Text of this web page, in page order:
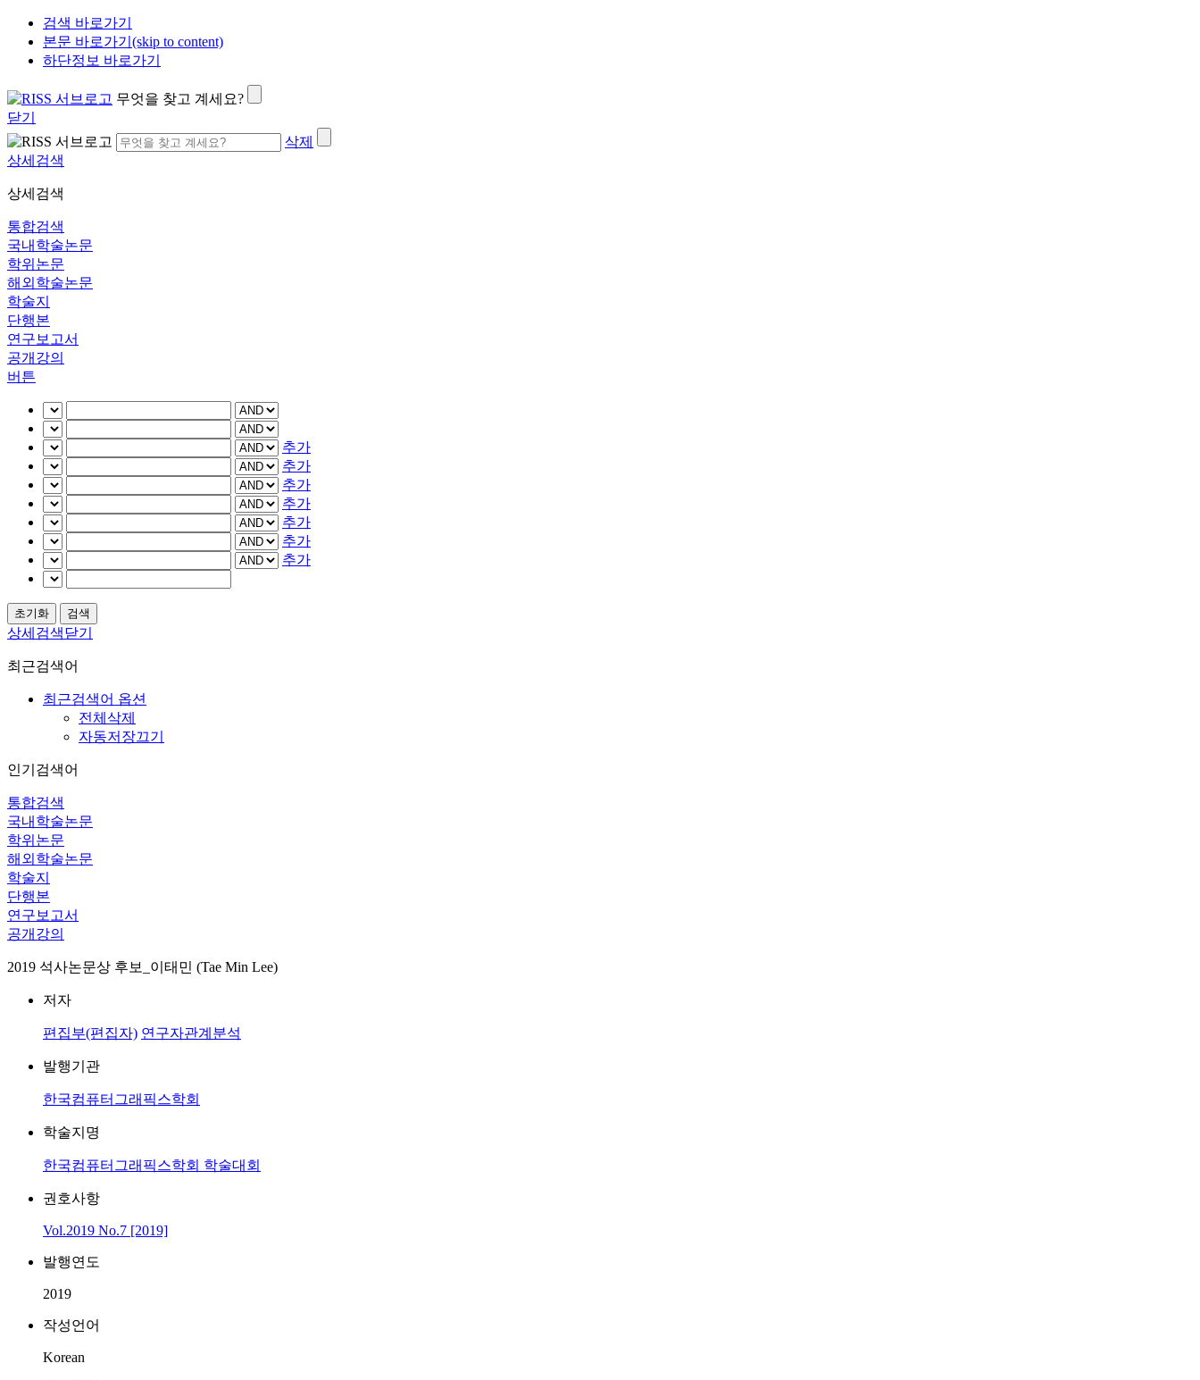
검색 바로가기
본문 바로가기(skip to content)
하단정보 바로가기
무엇을 찾고 계세요?
닫기
삭제
상세검색
상세검색
통합검색
국내학술논문
학위논문
해외학술논문
학술지
단행본
연구보고서
공개강의
버튼
추가
추가
추가
추가
추가
추가
추가
상세검색닫기
최근검색어
최근검색어 옵션
전체삭제
자동저장끄기
인기검색어
통합검색
국내학술논문
학위논문
해외학술논문
학술지
단행본
연구보고서
공개강의
2019 석사논문상 후보_이태민 (Tae Min Lee)
저자
편집부(편집자) 연구자관계분석
발행기관
한국컴퓨터그래픽스학회
학술지명
한국컴퓨터그래픽스학회 학술대회
권호사항
Vol.2019 No.7 [2019]
발행연도
2019
작성언어
Korean